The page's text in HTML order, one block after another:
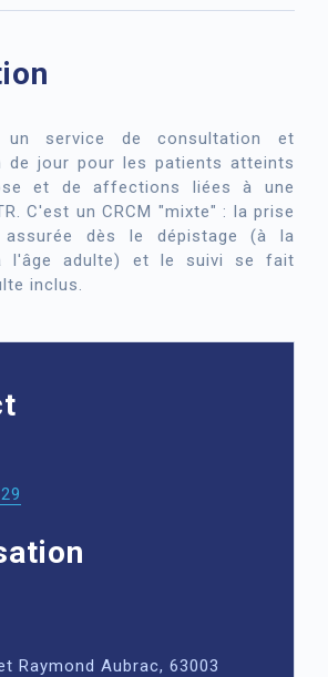
un service de consultation et
de jour pour les patients atteints
et de affections liées à une
C'est un CRCM "mixte" : la prise
dès le dépistage (à la
l'âge adulte) et le suivi se fait
inclus.
Raymond Aubrac, 63003